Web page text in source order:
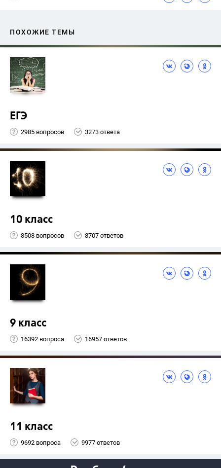
ПОХОЖИЕ ТЕМЫ
ЕГЭ
2985 вопросов 3273 ответа
10 класс
8508 вопросов 8707 ответов
9 класс
16392 вопроса 16957 ответов
11 класс
9692 вопроса 9977 ответов